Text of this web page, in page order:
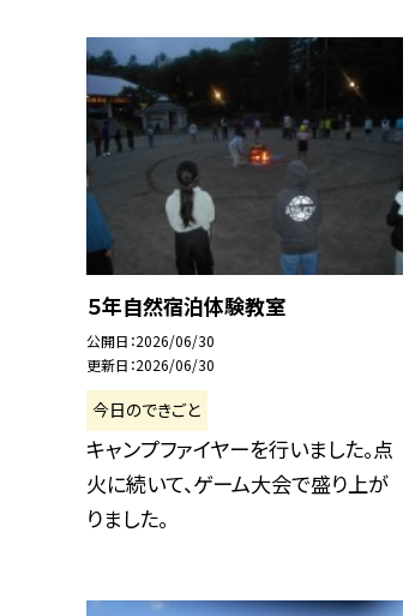
５年自然宿泊体験教室
公開日 2026/06/30
更新日 2026/06/30
今日のできごと
キャンプファイヤーを行いました。点
火に続いて、ゲーム大会で盛り上が
りました。